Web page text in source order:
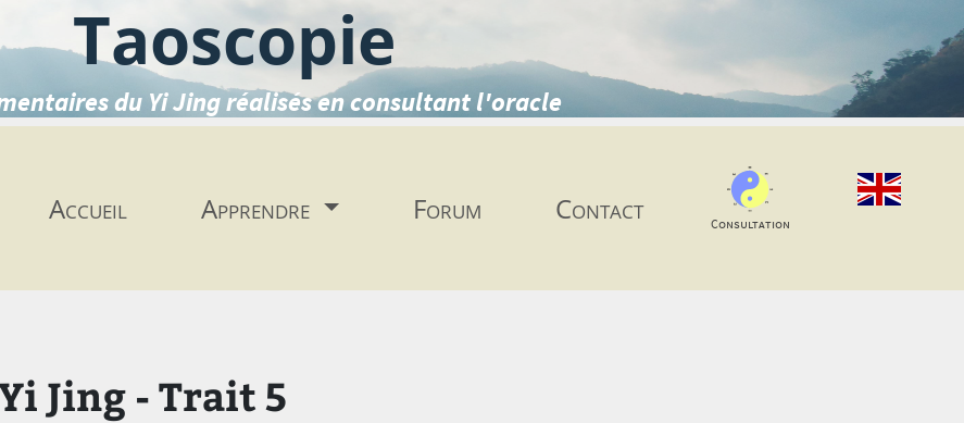
Taoscopie
du Yi Jing réalisés en consultant l'oracle
Accueil Apprendre Forum Contact Consultation
Jing - Trait 5